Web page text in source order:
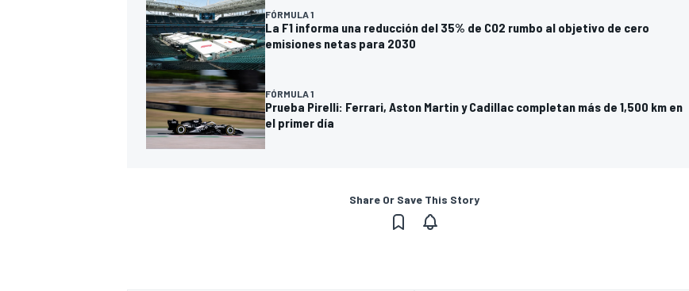
FÓRMULA 1
La F1 informa una reducción del 35% de CO2 rumbo al objetivo de cero
emisiones netas para 2030
FÓRMULA 1
Prueba Pirelli: Ferrari, Aston Martin y Cadillac completan más de 1,500 km en
el primer día
Share Or Save This Story